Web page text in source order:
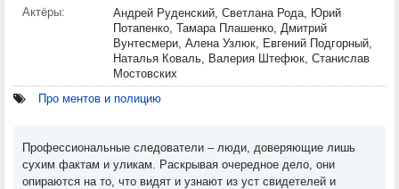
Актёры:
Андрей Руденский, Светлана Рода, Юрий
Потапенко, Тамара Плашенко, Дмитрий
Вунтесмери, Алена Узлюк, Евгений Подгорный,
Наталья Коваль, Валерия Штефюк, Станислав
Мостовских
Про ментов и полицию
Профессиональные следователи – люди, доверяющие лишь
сухим фактам и уликам. Раскрывая очередное дело, они
опираются на то, что видят и узнают из уст свидетелей и